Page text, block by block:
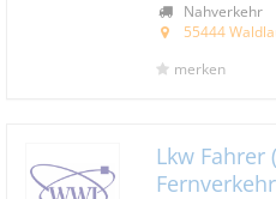
Nahverkehr
55444
merken
Lkw
Fernverkehr